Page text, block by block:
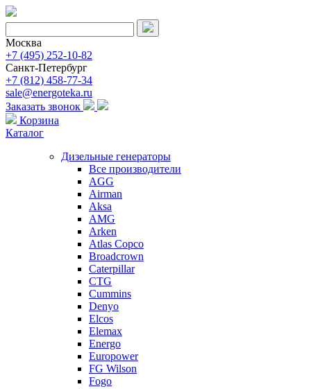
Москва
+7 (495) 252-10-82
Санкт-Петербург
+7 (812) 458-77-34
sale@energoteka.ru
Заказать звонок
Корзина
Каталог
Дизельные генераторы
Все производители
AGG
Airman
Aksa
AMG
Arken
Atlas Copco
Broadcrown
Caterpillar
CTG
Cummins
Denyo
Elcos
Elemax
Energo
Europower
FG Wilson
Fogo